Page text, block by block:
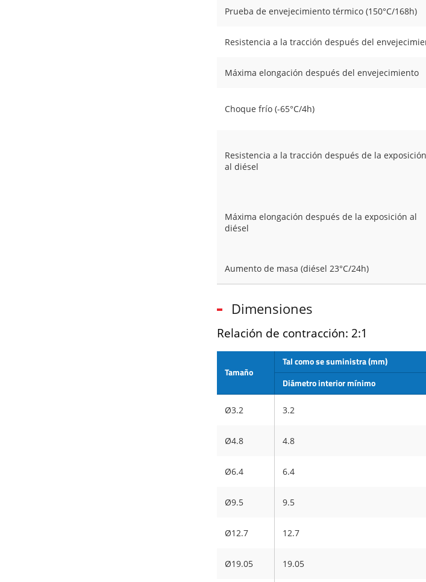
Prueba de envejecimiento térmico (150°C/168h)
Resistencia a la tracción después del
Máxima elongación después del envejecimiento
Choque frío (-65°C/4h)
Resistencia a la tracción después de la exposición
al diésel
Máxima elongación después de la exposición al
diésel
Aumento de masa (diésel 23°C/24h)
Dimensiones
Relación de contracción: 2:1
Tamaño
Tal como se suministra (mm)
Diámetro interior mínimo
Ø3.2 3.2
Ø4.8 4.8
Ø6.4 6.4
Ø9.5 9.5
Ø12.7 12.7
Ø19.05 19.05